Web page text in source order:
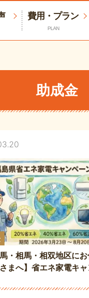
費用・プラン
PLAN
助成金
馬・相馬・相双地区に
まへ】省エネ家電キ
加しました